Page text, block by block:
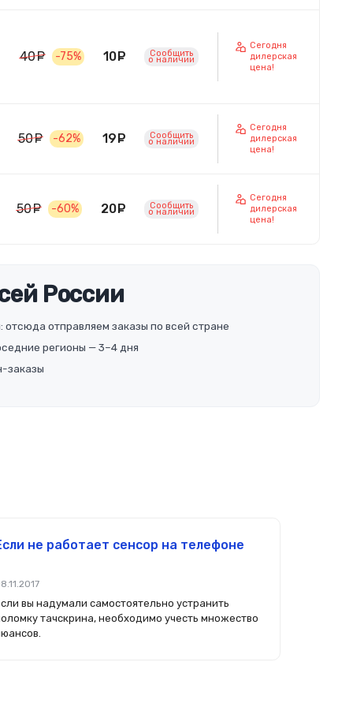
40 руб.
-75% 10 руб.
Сообщить
o наличии
Сегодня
дилерская
цена!
50 руб.
-62% 19 руб.
Сообщить
o наличии
Сегодня
дилерская
цена!
50 руб.
-60% 20 руб.
Сообщить
o наличии
Сегодня
дилерская
цена!
России
отсюда отправляем заказы по всей стране
регионы — 3–4 дня
заказы
не работает сенсор на телефоне
вы надумали самостоятельно устранить
тачскрина, необходимо учесть множество